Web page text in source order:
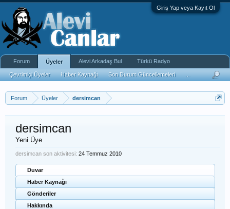
Giriş Yap veya Kayıt Ol
Forum Üyeler dersimcan
dersimcan
Yeni Üye
dersimcan son aktivitesi: 24 Temmuz 2010
Duvar
Haber Kaynağı
Gönderiler
Hakkında
Forum Üyeler
Çevrimiçi Üyeler Haber Kaynağı Son Durum Güncellemeleri
Alevi Arkadaş Bul Türkü Radyo